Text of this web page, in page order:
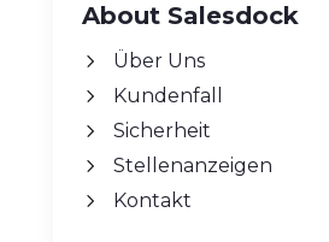
About Salesdock
Über Uns
Kundenfall
Sicherheit
Stellenanzeigen
Kontakt